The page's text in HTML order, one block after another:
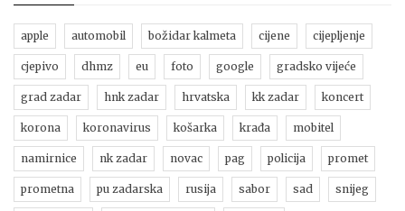
apple automobil božidar kalmeta cijene cijepljenje
cjepivo dhmz eu foto google gradsko vijeće
grad zadar hnk zadar hrvatska kk zadar koncert
korona koronavirus košarka krađa mobitel
namirnice nk zadar novac pag policija promet
prometna pu zadarska rusija sabor sad snijeg